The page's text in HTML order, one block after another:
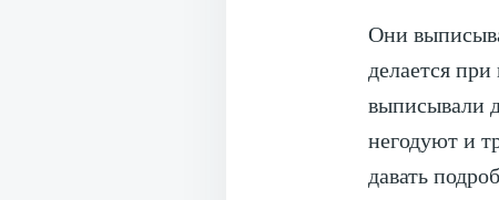
Они
делается
выписывали
негодуют и
давать